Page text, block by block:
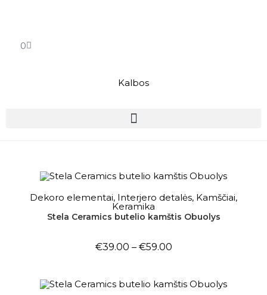
0
Kalbos
PASIRINKTI SAVYBES
Dekoro elementai, Interjero detalės, Kamščiai,
Keramika
Stela Ceramics butelio kamštis Obuolys
€39.00 – €59.00